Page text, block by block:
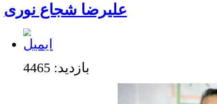
عليرضا شجاع نوری
بازدید: 4465